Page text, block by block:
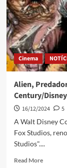
Cinema
Alien,
Century/
16/12/2024
5
A Walt Disney
Fox Studios,
Studios"....
Read More